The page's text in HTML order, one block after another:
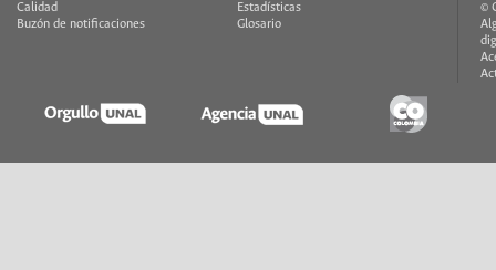
Calidad
Buzón de notificaciones
Estadísticas
Glosario
©